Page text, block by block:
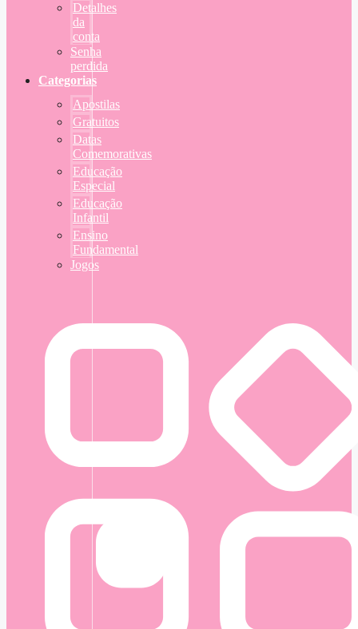
Detalhes
da
conta
Senha
perdida
Categorias
Apostilas
Gratuitos
Datas
Comemorativas
Educação
Especial
Educação
Infantil
Ensino
Fundamental
Jogos